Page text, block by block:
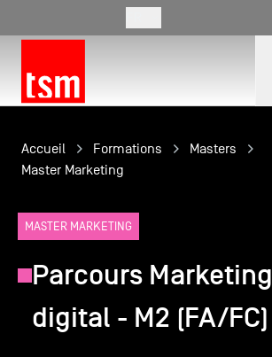
L'école
Formations
Vie étudiante
Entreprises
Accueil Formations
Masters
Master Marketing
MASTER MARKETING
Parcours Marketing
digital - M2 (FA/FC)